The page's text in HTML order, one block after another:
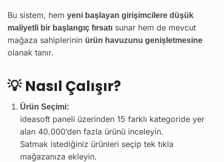
Bu sistem, hem yeni başlayan girişimcilere düşük
maliyetli bir başlangıç fırsatı sunar hem de mevcut
mağaza sahiplerinin ürün havuzunu genişletmesine
olanak tanır.
💡Nasıl Çalışır?
Ürün Seçimi:
ideasoft paneli üzerinden 15 farklı kategoride yer
alan 40.000’den fazla ürünü inceleyin.
Satmak istediğiniz ürünleri seçip tek tıkla
mağazanıza ekleyin.